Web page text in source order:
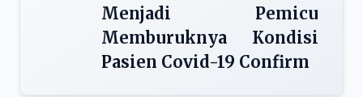
Menjadi Pemicu
Memburuknya Kondisi
Pasien Covid-19 Confirm